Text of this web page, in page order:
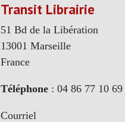
Transit Librairie
51 Bd de la Libération
13001 Marseille
France
Téléphone: 04 86 77 10 69
Courriel